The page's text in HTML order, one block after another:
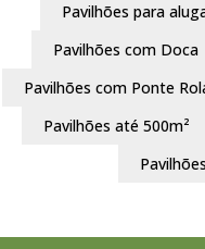
Pavilhões para
Pavilhões com Doca
Pavilhões com Ponte
Pavilhões até 500m²